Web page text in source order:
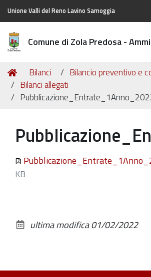
Unione Valli del Reno Lavino Samoggia
Comune di Zola Predosa -
Tu
sei
qui:
Home
Bilanci
Bilancio preventivo e
Bilanci allegati
KB
documento
ultima modifica01/02/2022